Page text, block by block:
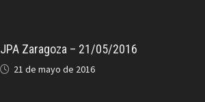
JPA Zaragoza – 21/05/2016
21 de mayo de 2016